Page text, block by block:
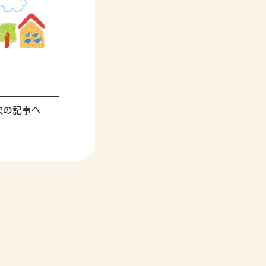
の記事へ